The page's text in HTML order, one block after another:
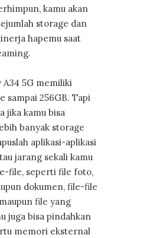
kamu akan
storage dan
hapemu saat
A34 5G memiliki
sampai 256GB. Tapi
jika kamu bisa
banyak storage
aplikasi-aplikasi
jarang sekali kamu
file, seperti file foto,
dokumen, file-file
file yang
juga bisa pindahkan
memori eksternal